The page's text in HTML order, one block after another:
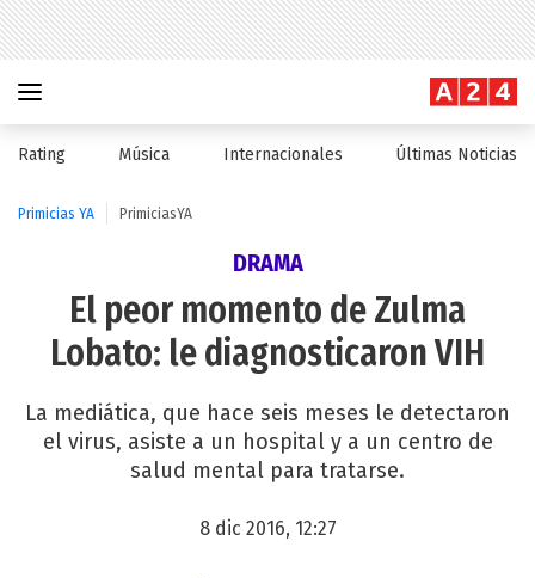
Rating Música Internacionales Últimas Noticias
Primicias YA PrimiciasYA
DRAMA
El peor momento de Zulma
Lobato: le diagnosticaron VIH
La mediática, que hace seis meses le detectaron
el virus, asiste a un hospital y a un centro de
salud mental para tratarse.
8 dic 2016, 12:27